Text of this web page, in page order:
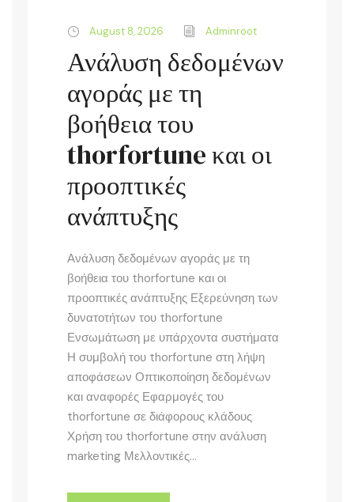
August 8, 2026 Adminroot
Ανάλυση δεδομένων
αγοράς με τη
βοήθεια του
thorfortune και οι
προοπτικές
ανάπτυξης
Ανάλυση δεδομένων αγοράς με τη
βοήθεια του thorfortune και οι
προοπτικές ανάπτυξης Εξερεύνηση των
δυνατοτήτων του thorfortune
Ενσωμάτωση με υπάρχοντα συστήματα
Η συμβολή του thorfortune στη λήψη
αποφάσεων Οπτικοποίηση δεδομένων
και αναφορές Εφαρμογές του
thorfortune σε διάφορους κλάδους
Χρήση του thorfortune στην ανάλυση
marketing Μελλοντικές...